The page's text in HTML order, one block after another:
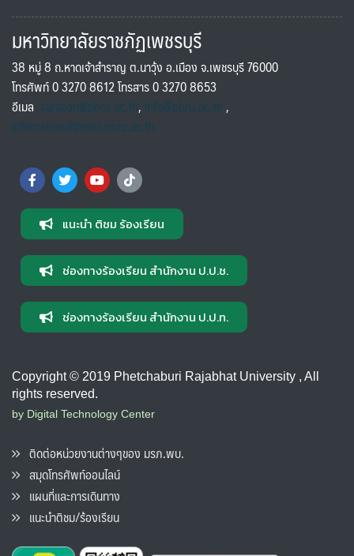
มหาวิทยาลัยราชภัฏเพชรบุรี
38 หมู่ 8 ถ.หาดเจ้าสำราญ ต.นาวุ้ง อ.เมือง จ.เพชรบุรี 76000
โทรศัพท์ 0 3270 8612 โทรสาร 0 3270 8653
อีเมล saraban@pbru.ac.th, info@pbru.ac.th,
international@mail.pbru.ac.th
แนะนำ ติชม ร้องเรียน
ช่องทางร้องเรียน สำนักงาน ป.ป.ช.
ช่องทางร้องเรียน สำนักงาน ป.ป.ท.
Copyright © 2019 Phetchaburi Rajabhat University , All
rights reserved.
by Digital Technology Center
ติดต่อหน่วยงานต่างๆของ มรภ.พบ.
สมุดโทรศัพท์ออนไลน์
แผนที่และการเดินทาง
แนะนำติชม/ร้องเรียน